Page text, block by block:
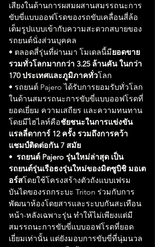
เสียงในด้านการผสมผสานสมรรถนะการ
ขับขี่แบบออฟโรดของรถขับเคลื่อนสี่ล้อ
เต็มรูปแบบเข้ากับความสะดวกสบายของ
รถยนต์นั่งส่วนบุคคล
• ตลอดสี่รุ่นที่ผ่านมา โมเดลนี้มียอดขาย
รวมทั่วโลกมากกว่า 3.25 ล้านคัน ในกว่า
170 ประเทศและภูมิภาคทั่วโลก
• รถยนต์ Pajero ได้รับการยอมรับทั่วโลก
ในด้านสมรรถนะการขับขี่แบบออฟโรดที่
ยอดเยี่ยม ความเสถียร และความทนทาน
โดยมีไฮไลท์คือชัยชนะในการแข่งขัน
แรลลี่ดาการ์ 12 ครั้ง รวมถึงการคว้า
แชมป์ติดต่อกัน 7 สมัย
• รถยนต์ Pajero รุ่นใหม่ล่าสุด เป็น
รถยนต์รุ่นเรือธงรุ่นใหม่ของมิตซูบิชิ มอเต
อร์สโดยใช้โครงสร้างตัวถังแบบเฟรม
บันไดของรถกระบะ Triton ร่วมกับการ
พัฒนาห้องโดยสารและระบบกันสะเทือน
หน้า-หลังเฉพาะรุ่น ทำให้ไม่เพียงแต่มี
สมรรถนะการขับขี่แบบออฟโรดที่ยอด
เยี่ยมเท่านั้น แต่ยังมอบการขับขี่ที่นุ่มนวล